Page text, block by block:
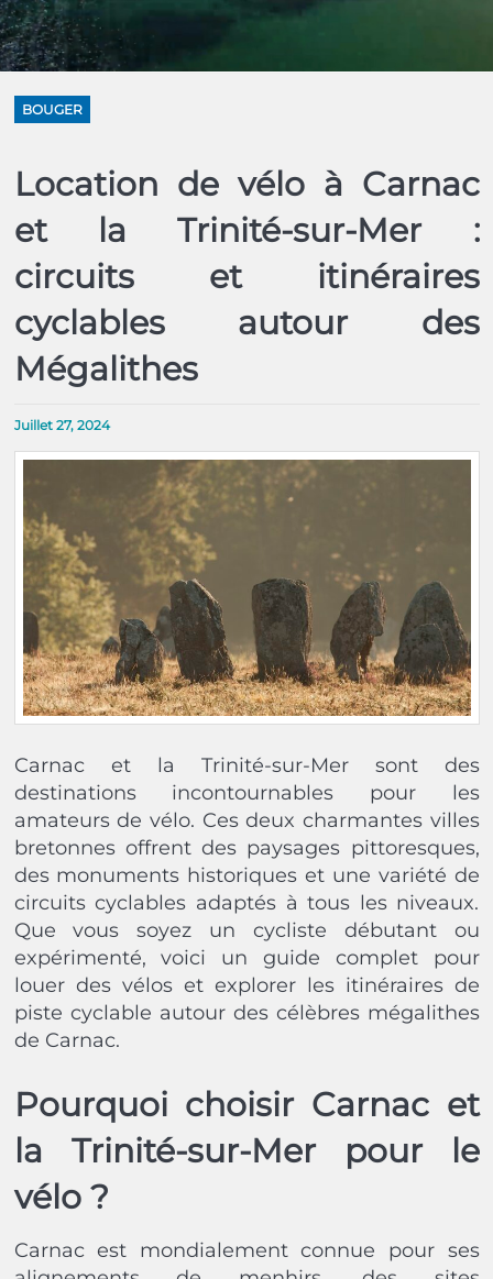
BOUGER
Location de vélo à Carnac
et la Trinité-sur-Mer :
circuits et itinéraires
cyclables autour des
Mégalithes
Juillet 27, 2024
Carnac et la Trinité-sur-Mer sont des
destinations incontournables pour les
amateurs de vélo. Ces deux charmantes villes
bretonnes offrent des paysages pittoresques,
des monuments historiques et une variété de
circuits cyclables adaptés à tous les niveaux.
Que vous soyez un cycliste débutant ou
expérimenté, voici un guide complet pour
louer des vélos et explorer les itinéraires de
piste cyclable autour des célèbres mégalithes
de Carnac.
Pourquoi choisir Carnac et
la Trinité-sur-Mer pour le
vélo ?
Carnac est mondialement connue pour ses